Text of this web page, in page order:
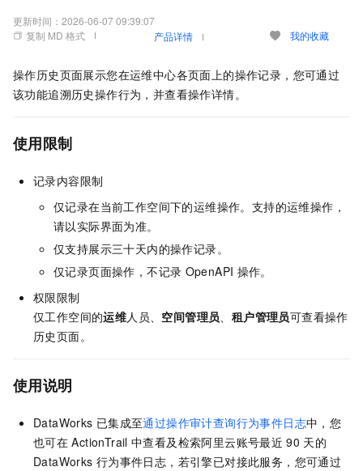
更新时间： 2026-06-07 09:39:07
复制 MD 格式
产品详情 我的收藏
操作历史页面展示您在运维中心各页面上的操作记录，您可通过
该功能追溯历史操作行为，并查看操作详情。
使用限制
记录内容限制
仅记录在当前工作空间下的运维操作。支持的运维操作，
请以实际界面为准。
仅支持展示三十天内的操作记录。
仅记录页面操作，不记录 OpenAPI 操作。
权限限制
仅工作空间的运维人员、 空间管理员、 租户管理员可查看操作
历史页面。
使用说明
DataWorks 已集成至通过操作审计查询行为事件日志中，您
也可在 ActionTrail 中查看及检索阿里云账号最近 90 天的
DataWorks 行为事件日志，若引擎已对接此服务，您可通过